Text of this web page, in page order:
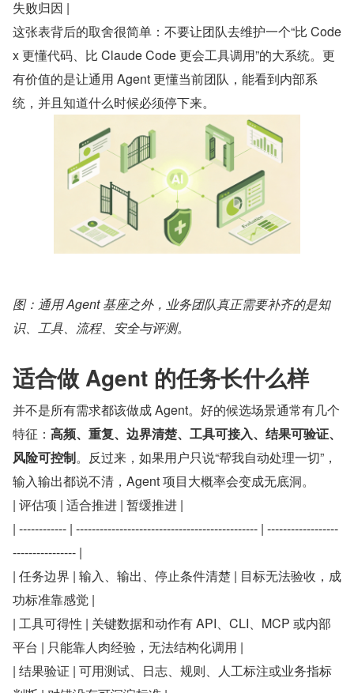
失败归因 |
这张表背后的取舍很简单：不要让团队去维护一个“比 Code
x 更懂代码、比 Claude Code 更会工具调用”的大系统。更
有价值的是让通用 Agent 更懂当前团队，能看到内部系
统，并且知道什么时候必须停下来。
图：通用 Agent 基座之外，业务团队真正需要补齐的是知
识、工具、流程、安全与评测。
适合做 Agent 的任务长什么样
并不是所有需求都该做成 Agent。好的候选场景通常有几个
特征：​ 高频、重复、边界清楚、工具可接入、结果可验证、
风险可控制​。反过来，如果用户只说“帮我自动处理一切”，
输入输出都说不清，Agent 项目大概率会变成无底洞。
| 评估项 | 适合推进 | 暂缓推进 |
| ------------ | ---------------------------------------------- | ------------------
---------------- |
| 任务边界 | 输入、输出、停止条件清楚 | 目标无法验收，成
功标准靠感觉 |
| 工具可得性 | 关键数据和动作有 API、CLI、MCP 或内部
平台 | 只能靠人肉经验，无法结构化调用 |
| 结果验证 | 可用测试、日志、规则、人工标注或业务指标